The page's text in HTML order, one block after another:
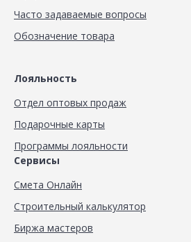
Часто задаваемые вопросы
Обозначение товара
Лояльность
Отдел оптовых продаж
Подарочные карты
Программы лояльности
Сервисы
Смета Онлайн
Строительный калькулятор
Биржа мастеров